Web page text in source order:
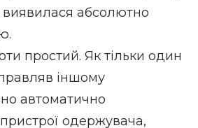
виявилася абсолютно
простий. Як тільки один
іншому
автоматично
одержувача,